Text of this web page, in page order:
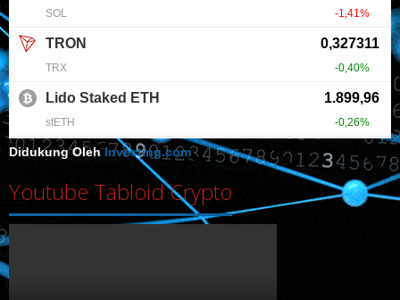
Didukung OlehInvesting.com
Youtube Tabloid Crypto